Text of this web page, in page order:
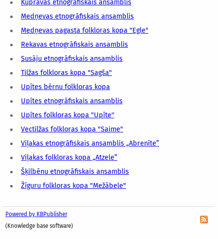
Kupravas etnogrāfiskais ansamblis
Medņevas etnogrāfiskais ansamblis
Medņevas pagasta folkloras kopa "Egle"
Rekavas etnogrāfiskais ansamblis
Susāju etnogrāfiskais ansamblis
Tilžas folkloras kopa "Sagša"
Upītes bērnu folkloras kopa
Upītes etnogrāfiskais ansamblis
Upītes folkloras kopa "Upīte''
Vectilžas folkloras kopa "Saime"
Viļakas etnogrāfiskais ansamblis „Abrenīte”
Viļakas folkloras kopa „Atzele”
Šķilbēnu etnogrāfiskais ansamblis
Žīguru folkloras kopa "Mežābele"
Powered by KBPublisher
(Knowledge base software)